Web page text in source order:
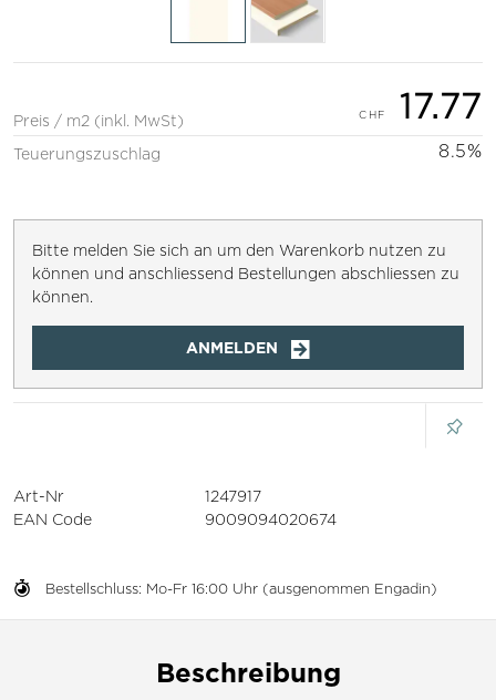
Preis / m2 (inkl. MwSt) 17.77
Teuerungszuschlag 8.5%
Bitte melden Sie sich an um den Warenkorb nutzen zu
können und anschliessend Bestellungen abschliessen zu
können.
ANMELDEN
Bestellschluss: Mo-Fr 16:00 Uhr (ausgenommen Engadin)
Art-Nr
1247917
EAN Code
9009094020674
Beschreibung